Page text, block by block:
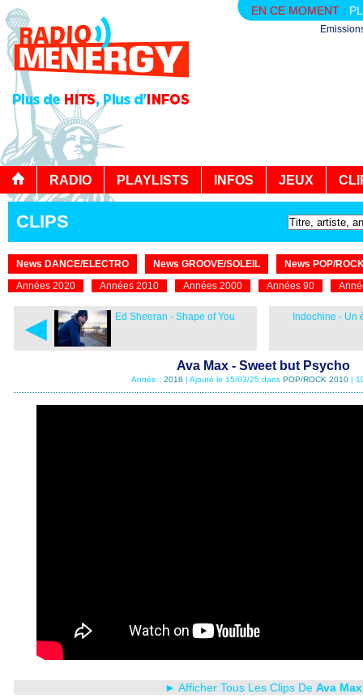
EN CE MOMENT :
RADIO PLAYLISTS INFOS JEUX
CLIPS
News DANCE/ELECTRO News GROOVE/SOLEIL
News POP/
Années 2020
Années 2010 Années 2000 Années 90
◄ Ed Sheeran - Shape of You Indochine - Un
Ava Max - Sweet but Psycho
Année : 2018 | Ajouté le 15/03/25 dans POP/ROCK 2010|
► Afficher Tous Les Clips De Ava Max